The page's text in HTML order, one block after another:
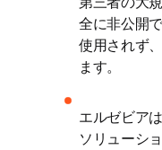
全に非公開
使用されず
ます。
エルゼビアは
ソリューシ